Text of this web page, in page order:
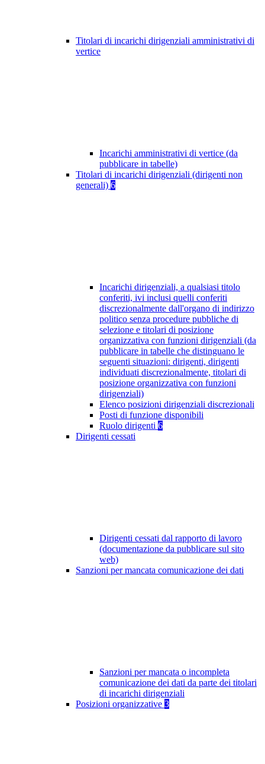
Titolari di incarichi dirigenziali amministrativi di
vertice
Incarichi amministrativi di vertice (da
pubblicare in tabelle)
Titolari di incarichi dirigenziali (dirigenti non
generali) 6
Incarichi dirigenziali, a qualsiasi titolo
conferiti, ivi inclusi quelli conferiti
discrezionalmente dall'organo di indirizzo
politico senza procedure pubbliche di
selezione e titolari di posizione
organizzativa con funzioni dirigenziali (da
pubblicare in tabelle che distinguano le
seguenti situazioni: dirigenti, dirigenti
individuati discrezionalmente, titolari di
posizione organizzativa con funzioni
dirigenziali)
Elenco posizioni dirigenziali discrezionali
Posti di funzione disponibili
Ruolo dirigenti 6
Dirigenti cessati
Dirigenti cessati dal rapporto di lavoro
(documentazione da pubblicare sul sito
web)
Sanzioni per mancata comunicazione dei dati
Sanzioni per mancata o incompleta
comunicazione dei dati da parte dei titolari
di incarichi dirigenziali
Posizioni organizzative 3